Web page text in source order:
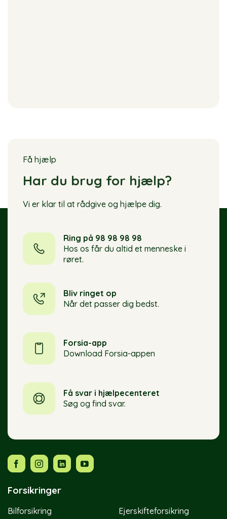
Få hjælp
Har du brug for hjælp?
Vi er klar til at rådgive og hjælpe dig.
Ring på 98 98 98 98
Hos os får du altid et menneske i
røret.
Bliv ringet op
Når det passer dig bedst.
Forsia-app
Download Forsia-appen
Få svar i hjælpecenteret
Søg og find svar.
Forsikringer
Bilforsikring
Ejerskifteforsikring